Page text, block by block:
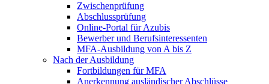
Zwischenprüfung
Abschlussprüfung
Online-Portal für Azubis
Bewerber und Berufsinteressenten
MFA-Ausbildung von A bis Z
Nach der Ausbildung
Fortbildungen für MFA
Anerkennung ausländischer Abschlüsse